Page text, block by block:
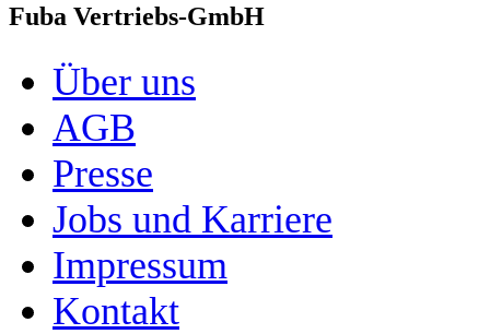
Fuba Vertriebs-GmbH
Über uns
AGB
Presse
Jobs und Karriere
Impressum
Kontakt